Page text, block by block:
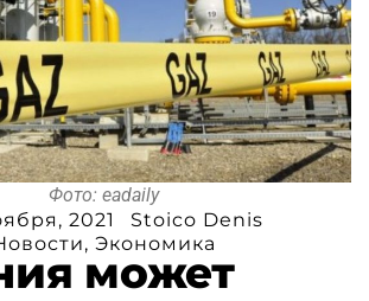
Фото: eadaily
2021
Stoico Denis
, Экономика
может